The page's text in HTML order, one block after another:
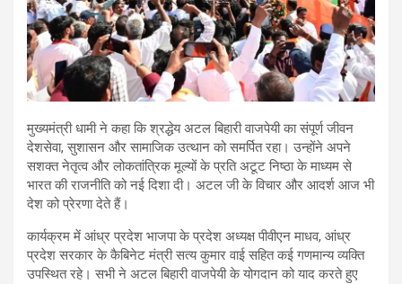
मुख्यमंत्री धामी ने कहा कि श्रद्धेय अटल बिहारी वाजपेयी का संपूर्ण जीवन
देशसेवा, सुशासन और सामाजिक उत्थान को समर्पित रहा। उन्होंने अपने
सशक्त नेतृत्व और लोकतांत्रिक मूल्यों के प्रति अटूट निष्ठा के माध्यम से
भारत की राजनीति को नई दिशा दी। अटल जी के विचार और आदर्श आज भी
देश को प्रेरणा देते हैं।
कार्यक्रम में आंध्र प्रदेश भाजपा के प्रदेश अध्यक्ष पीवीएन माधव, आंध्र
प्रदेश सरकार के कैबिनेट मंत्री सत्य कुमार वाई सहित कई गणमान्य व्यक्ति
उपस्थित रहे। सभी ने अटल बिहारी वाजपेयी के योगदान को याद करते हुए